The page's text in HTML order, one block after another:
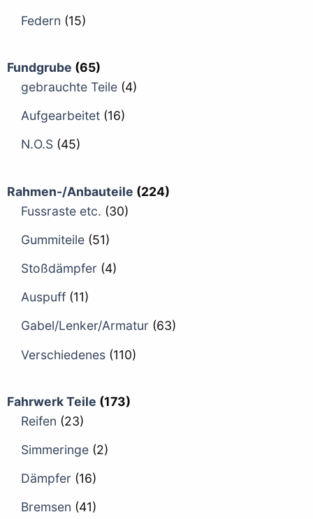
Federn (15)
Fundgrube (65)
gebrauchte Teile (4)
Aufgearbeitet (16)
N.O.S (45)
Rahmen-/Anbauteile (224)
Fussraste etc. (30)
Gummiteile (51)
Stoßdämpfer (4)
Auspuff (11)
Gabel/Lenker/Armatur (63)
Verschiedenes (110)
Fahrwerk Teile (173)
Reifen (23)
Simmeringe (2)
Dämpfer (16)
Bremsen (41)